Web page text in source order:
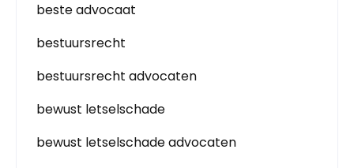
beste advocaat
bestuursrecht
bestuursrecht advocaten
bewust letselschade
bewust letselschade advocaten